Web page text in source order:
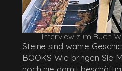
Interview zum Buch
Steine sind wahre
BOOKS Wie bringen Sie